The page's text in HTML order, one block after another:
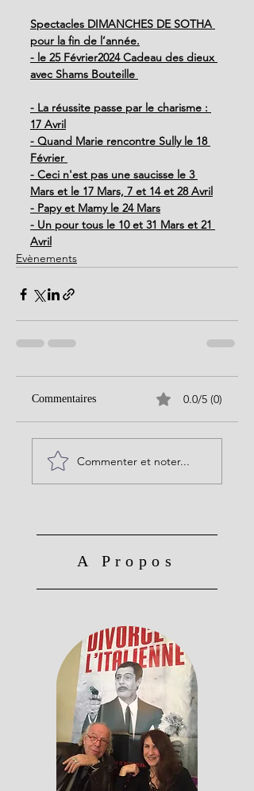
Spectacles DIMANCHES DE SOTHA
pour la fin de l’année.
- le 25 Février2024 Cadeau des dieux
avec Shams Bouteille
- La réussite passe par le charisme :
17 Avril
- Quand Marie rencontre Sully le 18
Février
- Ceci n'est pas une saucisse le 3
Mars et le 17 Mars, 7 et 14 et 28 Avril
- Papy et Mamy le 24 Mars
- Un pour tous le 10 et 31 Mars et 21
Avril
Evènements
Commentaires 0.0/5 (0)
Commenter et noter...
A Propos